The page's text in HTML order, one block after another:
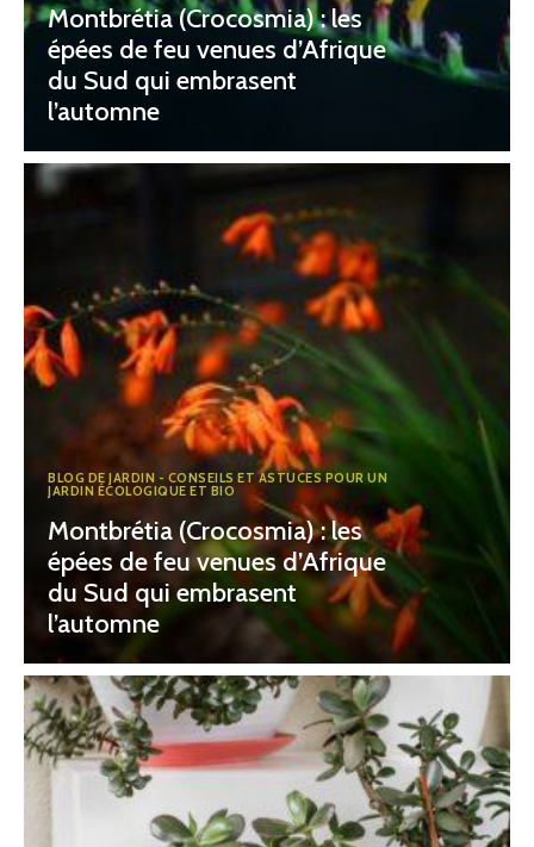
Montbrétia (Crocosmia) : les
épées de feu venues d’Afrique
du Sud qui embrasent
l’automne
BLOG DE JARDIN - CONSEILS ET ASTUCES POUR UN
JARDIN ÉCOLOGIQUE ET BIO
Montbrétia (Crocosmia) : les
épées de feu venues d’Afrique
du Sud qui embrasent
l’automne